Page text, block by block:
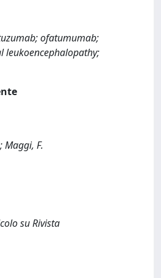
ofatumumab;
leukoencephalopathy;
Maggi, F.
su Rivista